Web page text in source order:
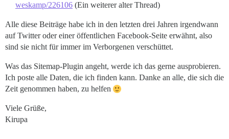
weskamp/226106 (Ein weiterer alter Thread)
Alle diese Beiträge habe ich in den letzten drei Jahren irgendwann
auf Twitter oder einer öffentlichen Facebook-Seite erwähnt, also
sind sie nicht für immer im Verborgenen verschüttet.
Was das Sitemap-Plugin angeht, werde ich das gerne ausprobieren.
Ich poste alle Daten, die ich finden kann. Danke an alle, die sich die
Zeit genommen haben, zu helfen
Viele Grüße,
Kirupa